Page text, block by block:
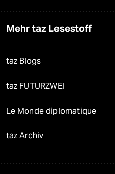
Mehr taz Lesestoff
taz Blogs
taz FUTURZWEI
Le Monde diplomatique
taz Archiv